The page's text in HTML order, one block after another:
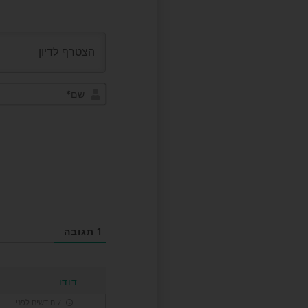
1 תגובה
דודו